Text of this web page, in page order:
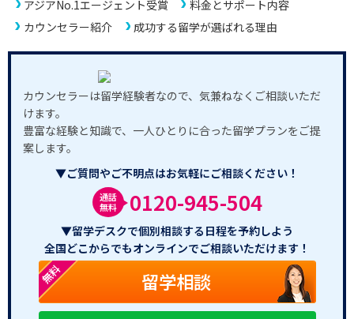
アジアNo.1エージェント受賞
料金とサポート内容
カウンセラー紹介
成功する留学が選ばれる理由
カウンセラーは留学経験者なので、気兼ねなくご相談いただ
けます。
豊富な経験と知識で、一人ひとりに合った留学プランをご提
案します。
▼ご質問やご不明点はお気軽にご相談ください！
通話
無料
0120-945-504
▼留学デスクで個別相談する日程を予約しよう
全国どこからでもオンラインでご相談いただけます！
無料 留学相談